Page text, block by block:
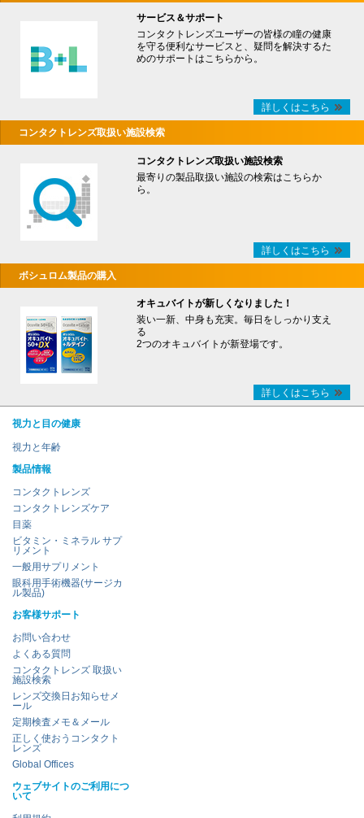
サービス＆サポート
コンタクトレンズユーザーの皆様の瞳の健康
を守る便利なサービスと、疑問を解決するた
めのサポートはこちらから。
詳しくはこちら
コンタクトレンズ取扱い施設検索
コンタクトレンズ取扱い施設検索
最寄りの製品取扱い施設の検索はこちらか
ら。
詳しくはこちら
ボシュロム製品の購入
オキュバイトが新しくなりました！
装い一新、中身も充実。毎日をしっかり支え
る
2つのオキュバイトが新登場です。
詳しくはこちら
視力と目の健康
視力と年齢
製品情報
コンタクトレンズ
コンタクトレンズケア
目薬
ビタミン・ミネラル サプ
リメント
一般用サプリメント
眼科用手術機器(サージカ
ル製品)
お客様サポート
お問い合わせ
よくある質問
コンタクトレンズ 取扱い
施設検索
レンズ交換日お知らせメ
ール
定期検査メモ＆メール
正しく使おうコンタクト
レンズ
Global Offices
ウェブサイトのご利用につ
いて